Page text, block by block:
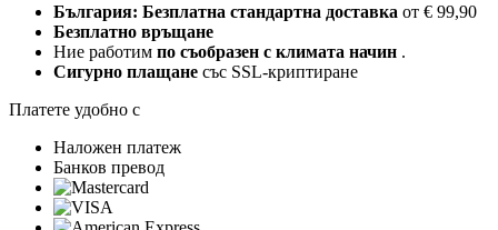
България: Безплатна стандартна доставка от € 99,90
Безплатно връщане
Ние работим по съобразен с климата начин .
Сигурно плащане със SSL-криптиране
Платете удобно с
Наложен платеж
Банков превод